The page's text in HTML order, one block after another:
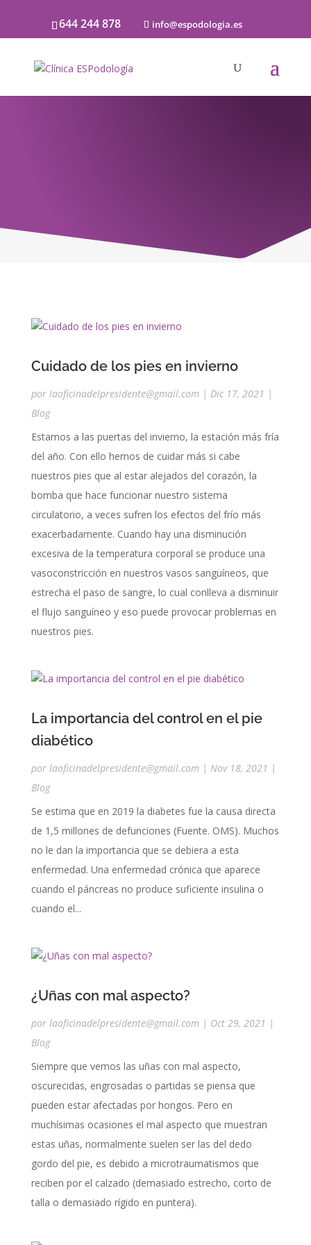
644 244 878 info@espodologia.es
Cuidado de los pies en invierno
por laoficinadelpresidente@gmail.com| Dic 17, 2021 |
Blog
Estamos a las puertas del invierno, la estación más fría
del año. Con ello hemos de cuidar más si cabe
nuestros pies que al estar alejados del corazón, la
bomba que hace funcionar nuestro sistema
circulatorio, a veces sufren los efectos del frío más
exacerbadamente. Cuando hay una disminución
excesiva de la temperatura corporal se produce una
vasoconstricción en nuestros vasos sanguíneos, que
estrecha el paso de sangre, lo cual conlleva a disminuir
el flujo sanguíneo y eso puede provocar problemas en
nuestros pies.
La importancia del control en el pie
diabético
por laoficinadelpresidente@gmail.com| Nov 18, 2021 |
Blog
Se estima que en 2019 la diabetes fue la causa directa
de 1,5 millones de defunciones (Fuente. OMS). Muchos
no le dan la importancia que se debiera a esta
enfermedad. Una enfermedad crónica que aparece
cuando el páncreas no produce suficiente insulina o
cuando el...
¿Uñas con mal aspecto?
por laoficinadelpresidente@gmail.com| Oct 29, 2021 |
Blog
Siempre que vemos las uñas con mal aspecto,
oscurecidas, engrosadas o partidas se piensa que
pueden estar afectadas por hongos. Pero en
muchísimas ocasiones el mal aspecto que muestran
estas uñas, normalmente suelen ser las del dedo
gordo del pie, es debido a microtraumatismos que
reciben por el calzado (demasiado estrecho, corto de
talla o demasiado rígido en puntera).